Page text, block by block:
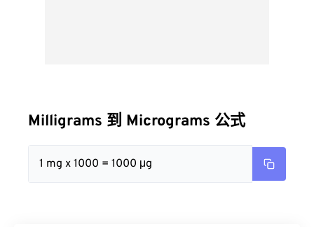
Milligrams 到 Micrograms 公式
1 mg x 1000 = 1000 μg